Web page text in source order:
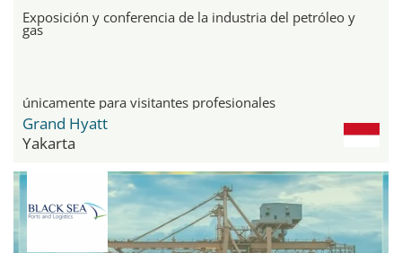
Exposición y conferencia de la industria del petróleo y
gas
únicamente para visitantes profesionales
Grand Hyatt
Yakarta